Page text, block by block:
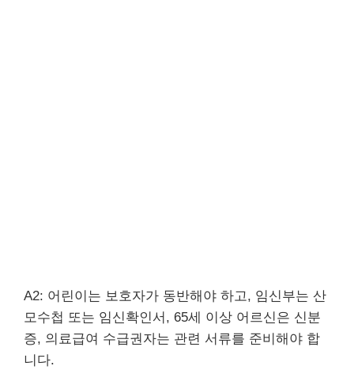
A2: 어린이는 보호자가 동반해야 하고, 임신부는 산
모수첩 또는 임신확인서, 65세 이상 어르신은 신분
증, 의료급여 수급권자는 관련 서류를 준비해야 합
니다.